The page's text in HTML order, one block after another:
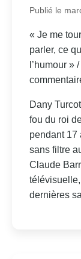
Publié le
« Je me
parler, ce
l’humour »
Dany
fou du roi
pendant 17
sans filtre
Claude
dernières